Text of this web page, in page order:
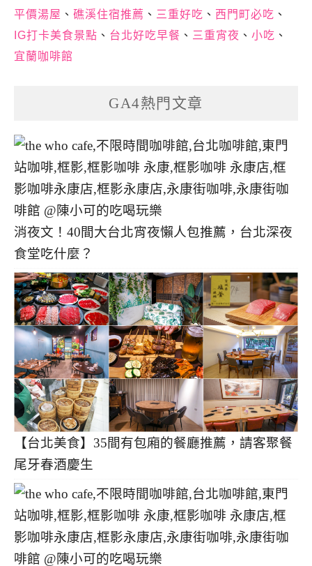
平價湯屋 、 礁溪住宿推薦 、 三重好吃 、 西門町必吃 、
IG打卡美食景點 、 台北好吃早餐 、 三重宵夜 、 小吃 、
宜蘭咖啡館
GA4熱門文章
消夜文！40間大台北宵夜懶人包推薦，台北深夜
食堂吃什麼？
【台北美食】35間有包廂的餐廳推薦，請客聚餐
尾牙春酒慶生